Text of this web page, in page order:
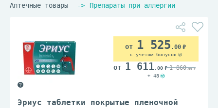
Аптечные товары Препараты при аллергии
Эриус таблетки покрытые пленочной
1 525 .00
с учетом бонусов
1 611 .00 1 860.00
+ 48